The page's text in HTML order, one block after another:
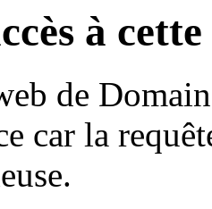
à
de
car la